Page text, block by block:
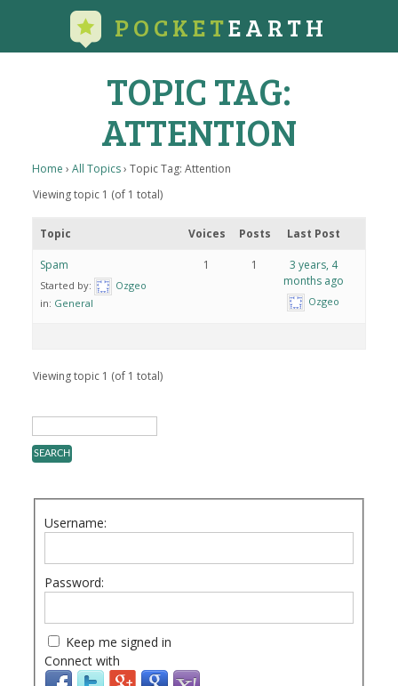
POCKETEARTH
TOPIC TAG:
ATTENTION
Home › All Topics› Topic Tag: Attention
Viewing topic 1 (of 1 total)
Topic Voices Posts Last Post
Spam
Started by:
Ozgeo
in: General
1 1
3 years, 4
months ago
Ozgeo
Viewing topic 1 (of 1 total)
Username:
Password:
Keep me signed in
Connect with